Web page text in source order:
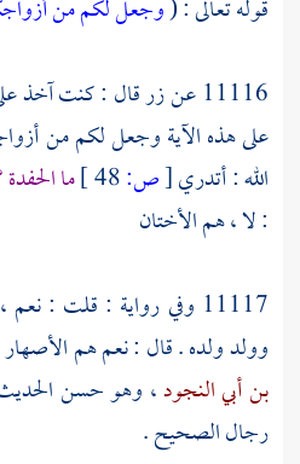
قوله تعالى : (وجعل لكم من
11116 عن
زرقال : كنت آخذ
على هذه الآية وجعل لكم من
الله: أتدري[ص: ما
: لا ، هم الأختان
11117 وفي رواية : قلت :
وولد ولده . قال : نعم هم
بن أبي النجود، وهو حسن
رجال الصحيح .